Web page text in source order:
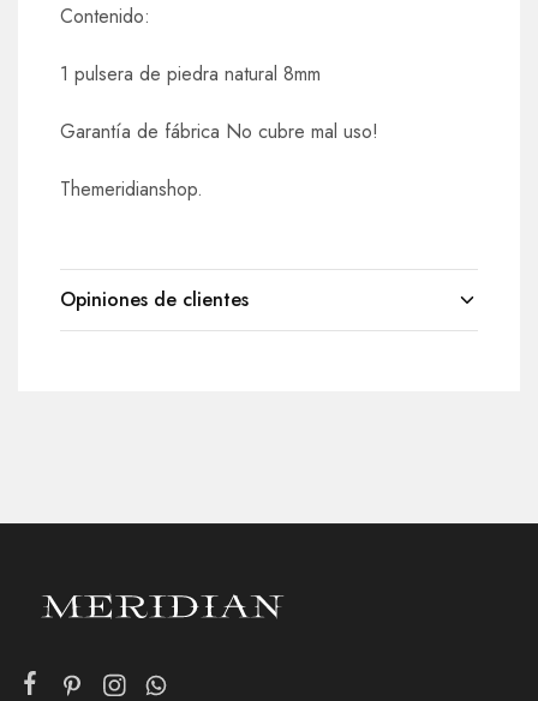
Contenido:
1 pulsera de piedra natural 8mm
Garantía de fábrica No cubre mal uso!
Themeridianshop.
Opiniones de clientes